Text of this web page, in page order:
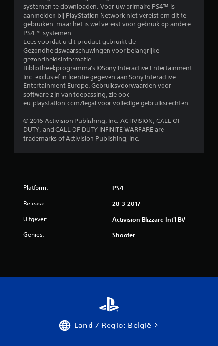
/
5
t
r
r
n
systemen te downloaden. Voor uw primaire PS4™ is
aanmelden bij PlayStation Network niet vereist om dit te
gebruiken, maar het is wel vereist voor gebruik op andere
PS4™-systemen.
Lees voordat u dit product gebruikt de
Gezondheidswaarschuwingen voor belangrijke
gezondheidsinformatie.
Bibliotheekprogramma's ©Sony Interactive Entertainment
Inc. exclusief in licentie gegeven aan Sony Interactive
Entertainment Europe. Gebruiksvoorwaarden voor
software zijn van toepassing, zie ook
eu.playstation.com/legal voor volledige gebruiksrechten.
© 2016 Activision Publishing, Inc. ACTIVISION, CALL OF
DUTY, and CALL OF DUTY INFINITE WARFARE are
trademarks of Activision Publishing, Inc.
Platform: PS4
Release: 28-3-2017
Uitgever: Activision Blizzard Int'l BV
Genres: Shooter
Land / Regio: België